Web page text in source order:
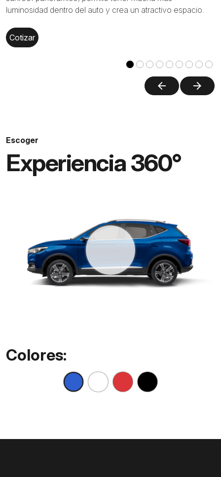
luminosidad dentro del auto y crea un atractivo espacio.
Cotizar
arrow_back arrow_forward
Escoger
Experiencia 360°
Colores: